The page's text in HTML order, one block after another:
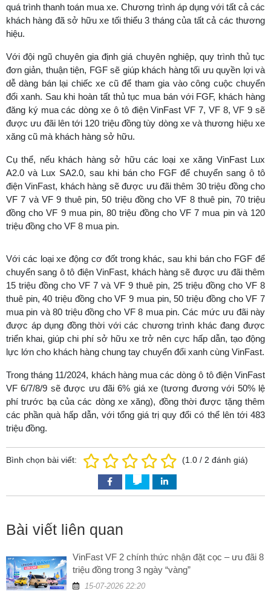
quá trình thanh toán mua xe. Chương trình áp dụng với tất cả các
khách hàng đã sở hữu xe tối thiểu 3 tháng của tất cả các thương
hiệu.
Với đội ngũ chuyên gia định giá chuyên nghiệp, quy trình thủ tục
đơn giản, thuận tiện, FGF sẽ giúp khách hàng tối ưu quyền lợi và
dễ dàng bán lại chiếc xe cũ để tham gia vào công cuộc chuyển
đổi xanh. Sau khi hoàn tất thủ tục mua bán với FGF, khách hàng
đăng ký mua các dòng xe ô tô điện VinFast VF 7, VF 8, VF 9 sẽ
được ưu đãi lên tới 120 triệu đồng tùy dòng xe và thương hiệu xe
xăng cũ mà khách hàng sở hữu.
Cụ thể, nếu khách hàng sở hữu các loại xe xăng VinFast Lux
A2.0 và Lux SA2.0, sau khi bán cho FGF để chuyển sang ô tô
điện VinFast, khách hàng sẽ được ưu đãi thêm 30 triệu đồng cho
VF 7 và VF 9 thuê pin, 50 triệu đồng cho VF 8 thuê pin, 70 triệu
đồng cho VF 9 mua pin, 80 triệu đồng cho VF 7 mua pin và 120
triệu đồng cho VF 8 mua pin.
Với các loại xe động cơ đốt trong khác, sau khi bán cho FGF để
chuyển sang ô tô điện VinFast, khách hàng sẽ được ưu đãi thêm
15 triệu đồng cho VF 7 và VF 9 thuê pin, 25 triệu đồng cho VF 8
thuê pin, 40 triệu đồng cho VF 9 mua pin, 50 triệu đồng cho VF 7
mua pin và 80 triệu đồng cho VF 8 mua pin. Các mức ưu đãi này
được áp dụng đồng thời với các chương trình khác đang được
triển khai, giúp chi phí sở hữu xe trở nên cực hấp dẫn, tạo động
lực lớn cho khách hàng chung tay chuyển đổi xanh cùng VinFast.
Trong tháng 11/2024, khách hàng mua các dòng ô tô điện VinFast
VF 6/7/8/9 sẽ được ưu đãi 6% giá xe (tương đương với 50% lệ
phí trước bạ của các dòng xe xăng), đồng thời được tặng thêm
các phần quà hấp dẫn, với tổng giá trị quy đổi có thể lên tới 483
triệu đồng.
Bình chọn bài viết: (1.0 / 2 đánh giá)
Bài viết liên quan
VinFast VF 2 chính thức nhận đặt cọc – ưu đãi 8
triệu đồng trong 3 ngày “vàng”
15-07-2026 22:20